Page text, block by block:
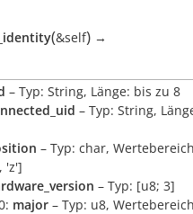
(&self) →
– Typ: String, Länge: bis zu 8
– Typ: String,
– Typ: char,
'z']
– Typ: [u8; 3]
major – Typ: u8,